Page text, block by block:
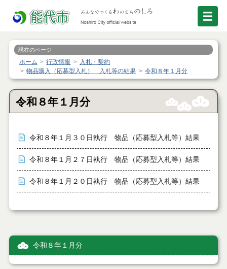
現在のページ
ホーム 行政情報
入札・契約
物品購入（応募型入札） 入札等の結果
令和８年１月分
令和８年１月分
令和８年１月３０日執行 物品（応募型入札等）結果
令和８年１月２７日執行 物品（応募型入札等）結果
令和８年１月２０日執行 物品（応募型入札等）結果
令和８年１月分